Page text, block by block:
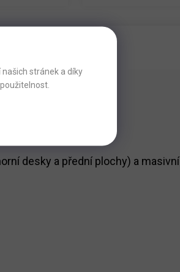
stránek a díky
desky a přední plochy) a masivní